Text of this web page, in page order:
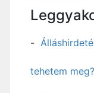
tehetem meg?